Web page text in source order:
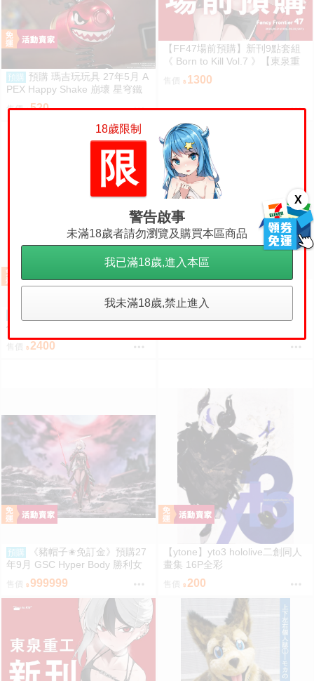
X
預購
預購 瑪吉玩玩具 27年5月 A
PEX Happy Shake 崩壞 星穹鐵
道 Q版搖搖樂 波提歐 1002
售價 520
【FF47場前預購】新刊9點套組
《 Born to Kill Vol.7 》【東泉重
工】[ 蔚藍檔案 ブルアカ / 鬼方佳
世子 カヨコ ]
售價 1300
代理 figma 693 劇場版 OVERLO
RD 聖王國篇 雅兒貝德 免訂金
售價 2400
代購屋｜同人誌（12298-9）獸
人『～モカがみつめた15年～』
上下左右 ふちなし印刷
售價 440
預購
《豬帽子✬免訂金》預購27
年9月 GSC Hyper Body 勝利女
神：妮姬 紅蓮：暗影 0913
售價 999999
【ytone】yto3 hololive二創同人
畫集 16P全彩
售價 200
18歲限制
限
警告啟事
未滿18歲者請勿瀏覽及購買本區商品
我已滿18歲,進入本區
我未滿18歲,禁止進入